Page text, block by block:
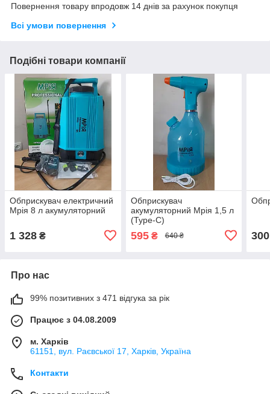
Повернення товару впродовж 14 днів за рахунок покупця
Всі умови повернення
Подібні товари компанії
Обприскувач електричний
Мрія 8 л акумуляторний
1 328 ₴
Обприскувач
акумуляторний Мрія 1,5 л
(Type-C)
595₴ 640 ₴ 300
Про нас
99% позитивних з 471 відгука за рік
Працює з 04.08.2009
м. Харків
61151, вул. Раєвської 17, Харків, Україна
Контакти